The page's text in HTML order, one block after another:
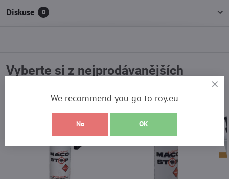
Diskuse 0
Vyberte si z nejprodávanějších
We recommend you go to roy.eu
No OK